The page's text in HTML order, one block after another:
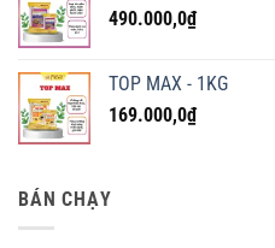
490.000,0₫
TOP MAX - 1KG
169.000,0₫
BÁN CHẠY